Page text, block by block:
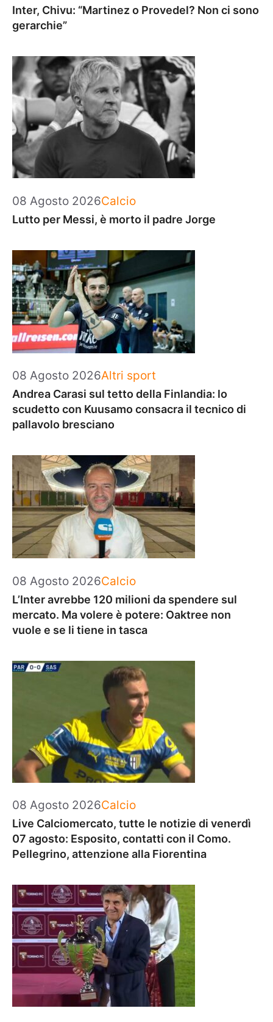
Inter, Chivu: “Martinez o Provedel? Non ci sono
gerarchie”
08 Agosto 2026Categorie
Calcio
Lutto per Messi, è morto il padre Jorge
08 Agosto 2026Categorie
Altri sport
Andrea Carasi sul tetto della Finlandia: lo
scudetto con Kuusamo consacra il tecnico di
pallavolo bresciano
08 Agosto 2026Categorie
Calcio
L’Inter avrebbe 120 milioni da spendere sul
mercato. Ma volere è potere: Oaktree non
vuole e se li tiene in tasca
08 Agosto 2026Categorie
Calcio
Live Calciomercato, tutte le notizie di venerdì
07 agosto: Esposito, contatti con il Como.
Pellegrino, attenzione alla Fiorentina